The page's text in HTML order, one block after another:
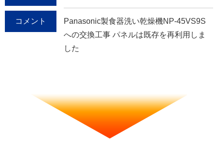
コメント
Panasonic製食器洗い乾燥機NP-45VS9S
への交換工事 パネルは既存を再利用しま
した